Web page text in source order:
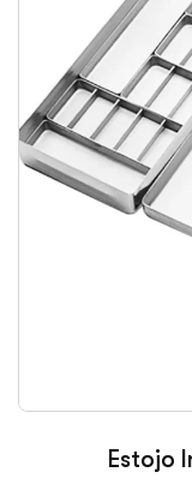
Estojo